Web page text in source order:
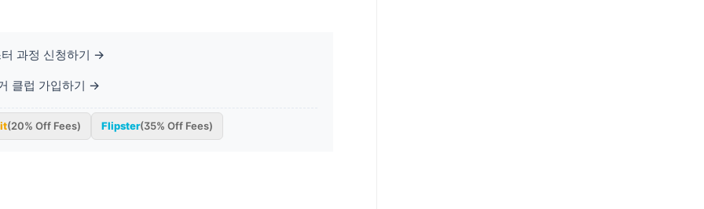
과정 신청하기 →
클럽 가입하기 →
(20% Off Fees) Flipster(35% Off Fees)